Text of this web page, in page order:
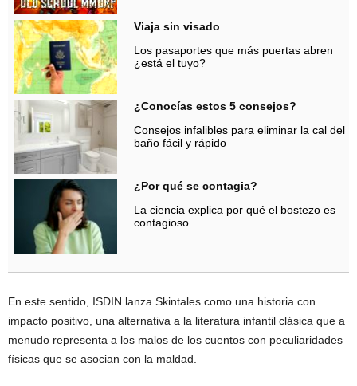
Viaja sin visado
Los pasaportes que más puertas abren
¿está el tuyo?
¿Conocías estos 5 consejos?
Consejos infalibles para eliminar la cal del
baño fácil y rápido
¿Por qué se contagia?
La ciencia explica por qué el bostezo es
contagioso
En este sentido, ISDIN lanza Skintales como una historia con
impacto positivo, una alternativa a la literatura infantil clásica que a
menudo representa a los malos de los cuentos con peculiaridades
físicas que se asocian con la maldad.